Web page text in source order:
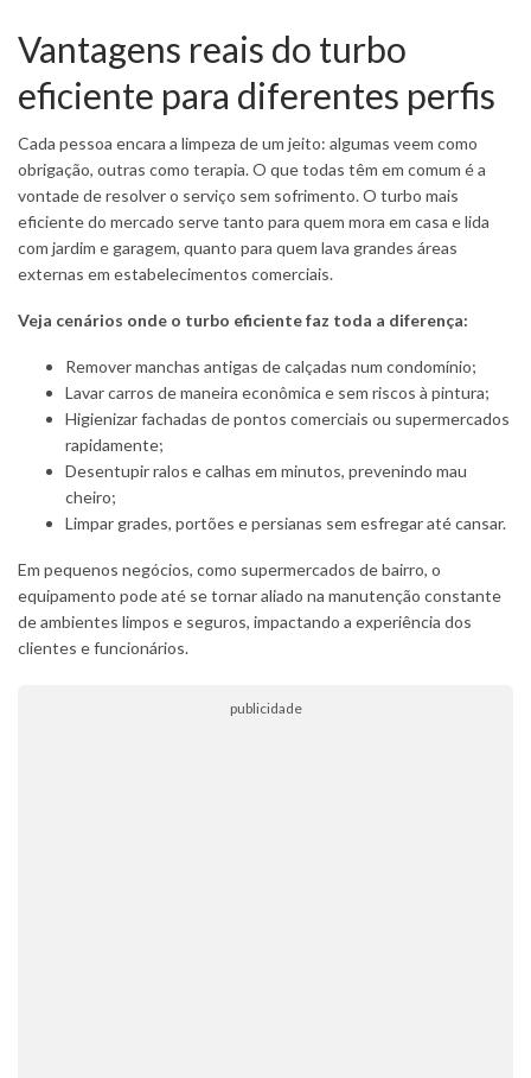
Vantagens reais do turbo
eficiente para diferentes perfis
Cada pessoa encara a limpeza de um jeito: algumas veem como
obrigação, outras como terapia. O que todas têm em comum é a
vontade de resolver o serviço sem sofrimento. O turbo mais
eficiente do mercado serve tanto para quem mora em casa e lida
com jardim e garagem, quanto para quem lava grandes áreas
externas em estabelecimentos comerciais.
Veja cenários onde o turbo eficiente faz toda a diferença:
Remover manchas antigas de calçadas num condomínio;
Lavar carros de maneira econômica e sem riscos à pintura;
Higienizar fachadas de pontos comerciais ou supermercados
rapidamente;
Desentupir ralos e calhas em minutos, prevenindo mau
cheiro;
Limpar grades, portões e persianas sem esfregar até cansar.
Em pequenos negócios, como supermercados de bairro, o
equipamento pode até se tornar aliado na manutenção constante
de ambientes limpos e seguros, impactando a experiência dos
clientes e funcionários.
publicidade